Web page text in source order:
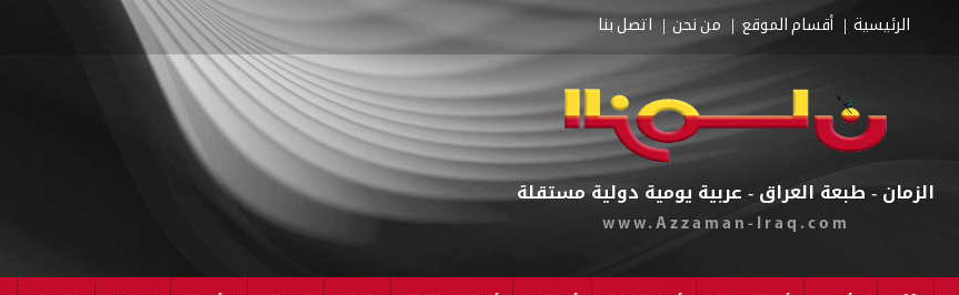
الرئيسية أقسام الموقع من نحن اتصل بنا
الزمان - طبعة العراق - عربية يومية دولية مستقلة
www.Azzaman-Iraq.com